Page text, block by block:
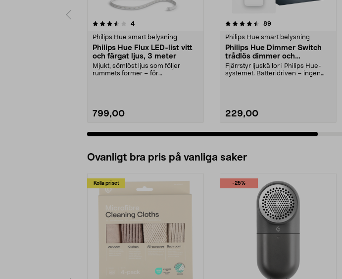
4recensioner
Philips Hue smart belysning
Philips Hue Flux LED-list vitt
och färgat ljus, 3 meter
Mjukt, sömlöst ljus som följer
rummets former – för
799,00
4.5 av 5 stjärnor 89recensioner
Philips Hue smart belysning
Philips Hue Dimmer Switch
trådlös dimmer och
fjärrkontroll
Fjärrstyr ljuskällor i Philips Hue-
systemet. Batteridriven – ingen
229,00
5.0 av 5 stjärnor
Ovanligt bra pris på vanliga saker
Kolla priset -25%